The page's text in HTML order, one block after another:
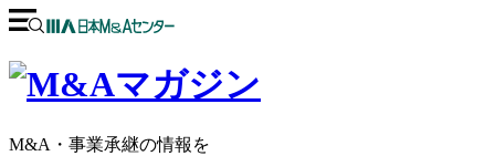
M&A・事業承継の情報を